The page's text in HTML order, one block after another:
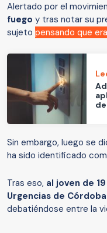
Alertado por el
fuego y tras notar su
sujeto pensando que
Sin embargo, luego se
ha sido identificado
Tras eso, al joven de
Urgencias de
debatiéndose entre la